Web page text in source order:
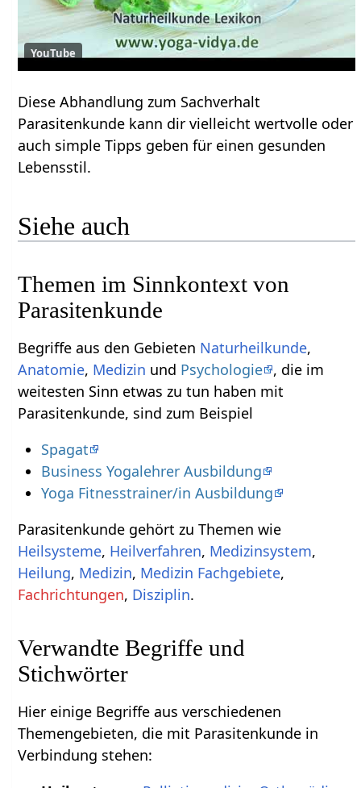
YouTube
Diese Abhandlung zum Sachverhalt
Parasitenkunde kann dir vielleicht wertvolle oder
auch simple Tipps geben für einen gesunden
Lebensstil.
Siehe auch
Themen im Sinnkontext von
Parasitenkunde
Begriffe aus den Gebieten Naturheilkunde,
Anatomie, Medizin und Psychologie , die im
weitesten Sinn etwas zu tun haben mit
Parasitenkunde, sind zum Beispiel
Spagat
Business Yogalehrer Ausbildung
Yoga Fitnesstrainer/in Ausbildung
Parasitenkunde gehört zu Themen wie
Heilsysteme, Heilverfahren, Medizinsystem,
Heilung, Medizin, Medizin Fachgebiete,
Fachrichtungen, Disziplin.
Verwandte Begriffe und
Stichwörter
Hier einige Begriffe aus verschiedenen
Themengebieten, die mit Parasitenkunde in
Verbindung stehen: